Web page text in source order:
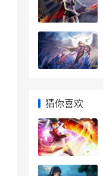
猜你喜欢